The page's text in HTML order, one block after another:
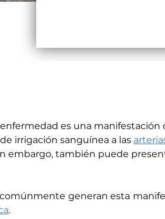
es una manifestación
irrigación sanguínea a las
embargo, también puede
generan esta
.